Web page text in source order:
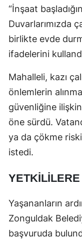
“İnşaat
Duvarlarımızda
birlikte evde
ifadelerini
Mahalleli, kazı
önlemlerin
güvenliğine
öne sürdü.
ya da çökme
istedi.
Yaşananların
Zonguldak
başvuruda